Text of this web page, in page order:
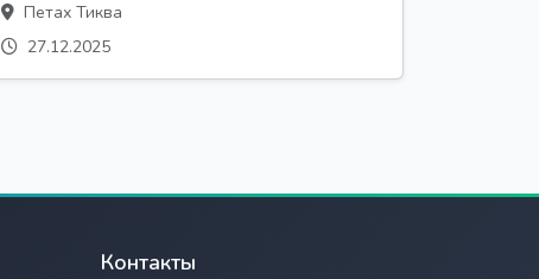
Петах Тиква
27.12.2025
Контакты